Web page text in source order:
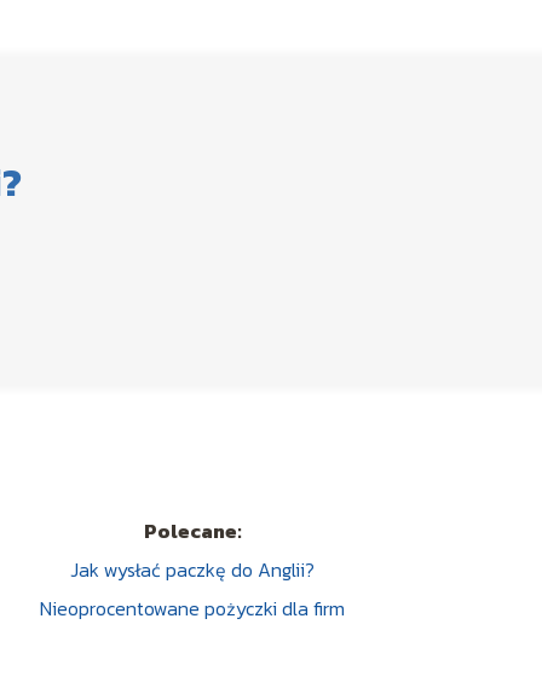
Polecane:
Jak wysłać paczkę do Anglii?
Nieoprocentowane pożyczki dla firm